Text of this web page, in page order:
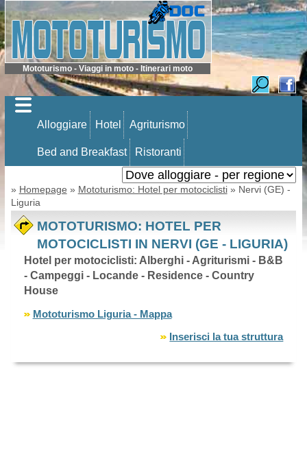
Mototurismo - Viaggi in moto - Itinerari moto
Alloggiare Hotel Agriturismo
Bed and Breakfast Ristoranti
» Homepage » Mototurismo: Hotel per motociclisti» Nervi (GE) -
Liguria
MOTOTURISMO: HOTEL PER
MOTOCICLISTI IN NERVI (GE - LIGURIA)
Hotel per motociclisti: Alberghi - Agriturismi - B&B
- Campeggi - Locande - Residence - Country
House
Mototurismo Liguria - Mappa
Inserisci la tua struttura